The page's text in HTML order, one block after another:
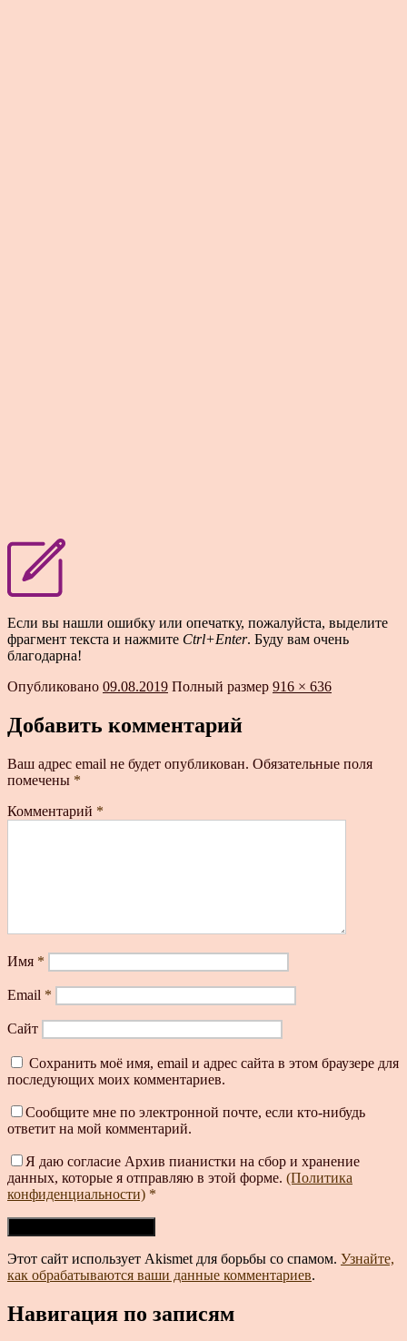
Если вы нашли ошибку или опечатку, пожалуйста, выделите
фрагмент текста и нажмите Ctrl+Enter. Буду вам очень
благодарна!
Опубликовано 09.08.2019 Полный размер 916 × 636
Добавить комментарий
Ваш адрес email не будет опубликован. Обязательные поля
помечены *
Комментарий *
Имя *
Email *
Сайт
Сохранить моё имя, email и адрес сайта в этом браузере для
последующих моих комментариев.
Сообщите мне по электронной почте, если кто-нибудь
ответит на мой комментарий.
Я даю согласие Архив пианистки на сбор и хранение
данных, которые я отправляю в этой форме. (Политика
конфиденциальности) *
Этот сайт использует Akismet для борьбы со спамом. Узнайте,
как обрабатываются ваши данные комментариев.
Навигация по записям